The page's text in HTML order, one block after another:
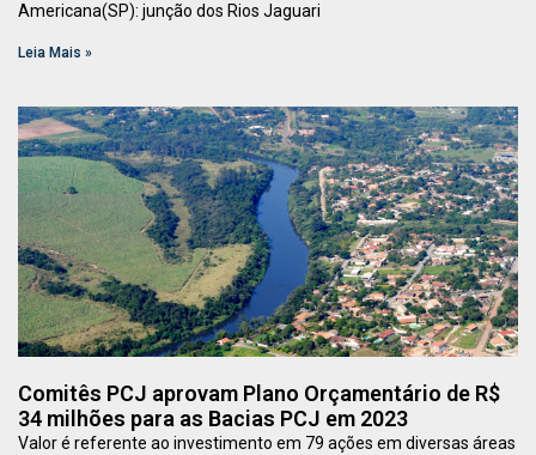
Americana(SP): junção dos Rios Jaguari
Leia Mais »
Comitês PCJ aprovam Plano Orçamentário de R$
34 milhões para as Bacias PCJ em 2023
Valor é referente ao investimento em 79 ações em diversas áreas